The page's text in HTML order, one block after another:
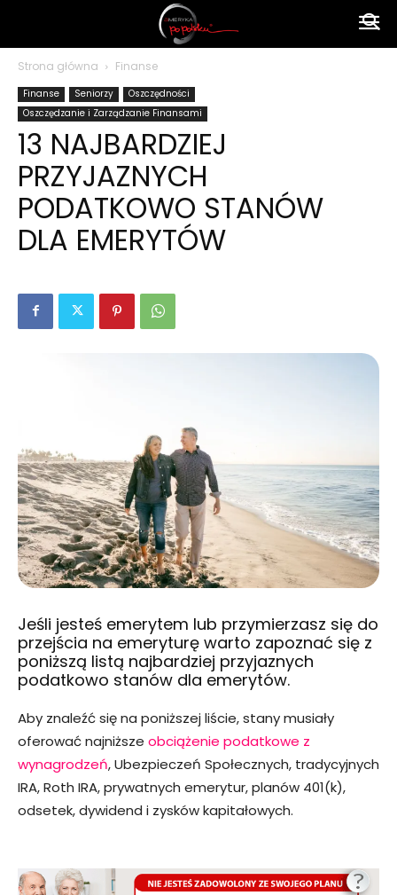
polsku
Strona główna Finanse
Finanse Seniorzy
Oszczędności
Oszczędzanie i Zarządzanie Finansami
13 NAJBARDZIEJ
PRZYJAZNYCH
PODATKOWO STANÓW
DLA EMERYTÓW
Jeśli jesteś emerytem lub przymierzasz się do
przejścia na emeryturę warto zapoznać się z
poniższą listą najbardziej przyjaznych
podatkowo stanów dla emerytów.
Aby znaleźć się na poniższej liście, stany musiały
oferować najniższe obciążenie podatkowe z
wynagrodzeń, Ubezpieczeń Społecznych, tradycyjnych
IRA, Roth IRA, prywatnych emerytur, planów 401(k),
odsetek, dywidend i zysków kapitałowych.